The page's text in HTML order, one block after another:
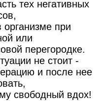
тех негативных
организме при
или
перегородке.
не стоит -
и после нее
свободный вдох!